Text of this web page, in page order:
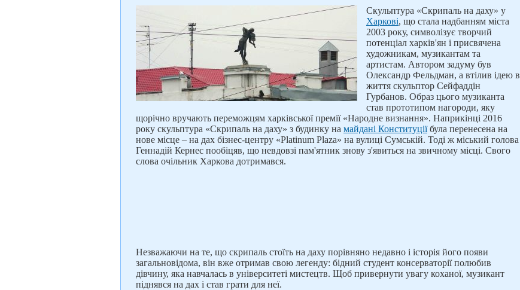
Скульптура «Скрипаль на даху» у
Харкові, що стала надбанням міста
2003 року, символізує творчий
потенціал харків'ян і присвячена
художникам, музикантам та
артистам. Автором задуму був
Олександр Фельдман, а втілив ідею в
життя скульптор Сейфаддін
Гурбанов. Образ цього музиканта
став прототипом нагороди, яку
щорічно вручають переможцям харківської премії «Народне визнання». Наприкінці 2016
року скульптура «Скрипаль на даху» з будинку на майдані Конституціїбула перенесена на
нове місце – на дах бізнес-центру «Platinum Plaza» на вулиці Сумській. Тоді ж міський голова
Геннадій Кернес пообіцяв, що невдовзі пам'ятник знову з'явиться на звичному місці. Свого
слова очільник Харкова дотримався.
Незважаючи на те, що скрипаль стоїть на даху порівняно недавно і історія його появи
загальновідома, він вже отримав свою легенду: бідний студент консерваторії полюбив
дівчину, яка навчалась в університеті мистецтв. Щоб привернути увагу коханої, музикант
піднявся на дах і став грати для неї.